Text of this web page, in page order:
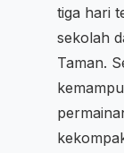
tiga hari
sekolah
Taman.